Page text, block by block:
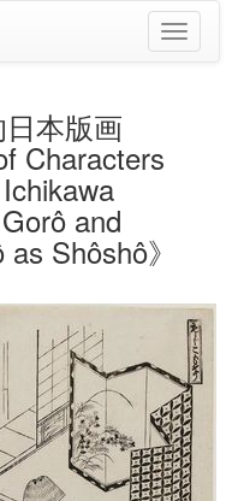
切
换
本版画
Characters
and
Shôshô》